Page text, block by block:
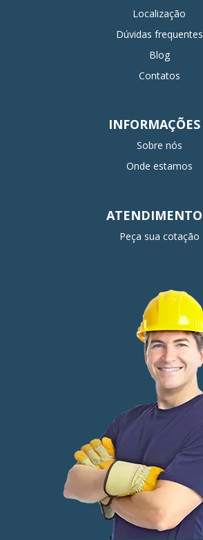
Localização
Dúvidas frequentes
Blog
Contatos
INFORMAÇÕES
Sobre nós
Onde estamos
ATENDIMENTO
Peça sua cotação